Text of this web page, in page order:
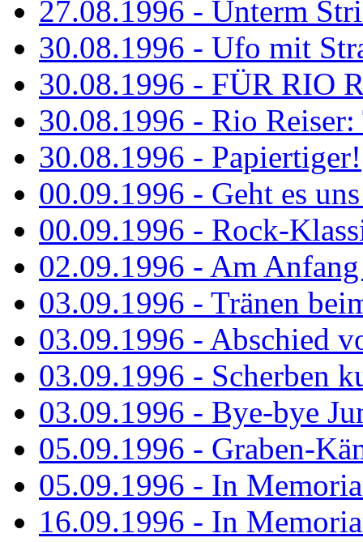
27.08.1996 - Unterm
30.08.1996 - Ufo mit
30.08.1996 - FÜR RIO
30.08.1996 - Rio
30.08.1996 - Papiertiger!
00.09.1996 - Geht es
00.09.1996 - Rock-
02.09.1996 - Am
03.09.1996 - Tränen
03.09.1996 - Abschied
03.09.1996 - Scherben
03.09.1996 - Bye-bye
05.09.1996 - Graben-
05.09.1996 - In
16.09.1996 - In